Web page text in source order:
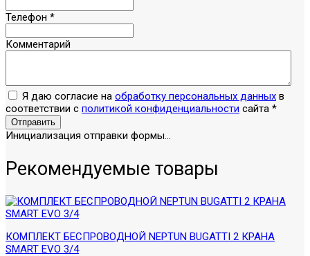
Телефон *
Комментарий
Я даю согласие на обработку персональных данных в
соответствии с политикой конфиденциальности сайта *
Отправить
Инициализация отправки формы...
Рекомендуемые товары
КОМПЛЕКТ БЕСПРОВОДНОЙ NEPTUN BUGATTI 2 КРАНА
SMART EVO 3/4